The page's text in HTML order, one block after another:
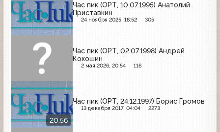
Час пик (ОРТ, 10.07.1995) Анатолий
Приставкин
24 ноября 2025, 18:52 305
Час пик (ОРТ, 02.07.1998) Андрей
Кокошин
2 мая 2026, 20:54 116
20:56
Час пик (ОРТ, 24.12.1997) Борис Громов
13 декабря 2017, 04:04 2273